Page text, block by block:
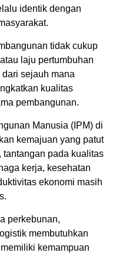
identik dengan
tidak cukup
laju pertumbuhan
sejauh mana
kualitas
pembangunan.
Manusia (IPM) di
kemajuan yang patut
pada kualitas
kerja, kesehatan
ekonomi masih
perkebunan,
membutuhkan
kemampuan